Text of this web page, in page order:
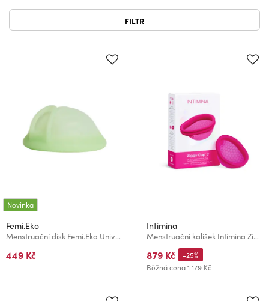
FILTR
Novinka
Femi.Eko
Menstruační disk Femi.Eko Universal Hard Green
449 Kč
Intimina
Menstruační kalíšek Intimina Ziggy Cup™ velikost B
879 Kč
Běžná cena1 179 Kč
-25%